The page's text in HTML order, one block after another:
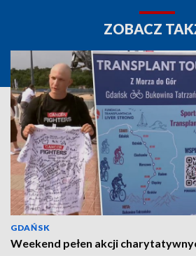
ZOBACZ
GDAŃSK
Weekend pełen akcji